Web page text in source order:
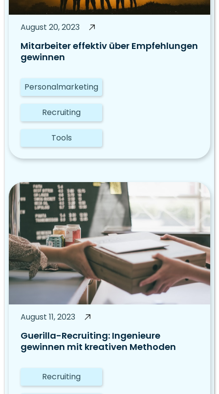
August 20, 2023
Mitarbeiter effektiv über Empfehlungen
gewinnen
Personalmarketing
Recruiting
Tools
August 11, 2023
Guerilla-Recruiting: Ingenieure
gewinnen mit kreativen Methoden
Recruiting